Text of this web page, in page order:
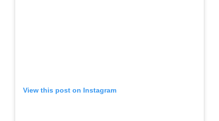
View this post on Instagram